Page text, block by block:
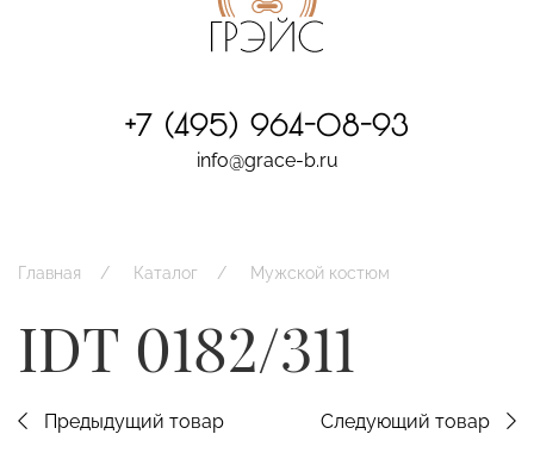
+7 (495) 964-08-93
info@grace-b.ru
Главная Каталог Мужской костюм
IDT 0182/311
Предыдущий товар Следующий товар